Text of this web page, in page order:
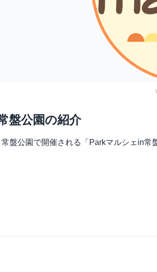
盤公園の紹介
盤公園で開催される「Parkマルシェin常